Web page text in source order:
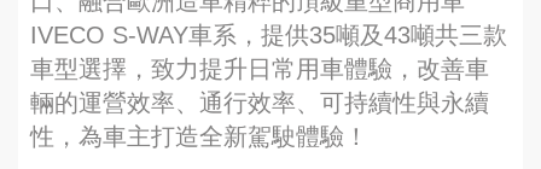
IVECO S-WAY車系，提供35噸及43噸共三款
車型選擇，致力提升日常用車體驗，改善車
輛的運營效率、通行效率、可持續性與永續
性，為車主打造全新駕駛體驗！